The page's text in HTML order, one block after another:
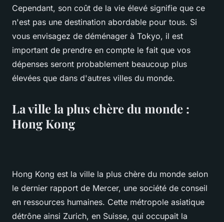
Cependant, son coût de la vie élevé signifie que ce
n'est pas une destination abordable pour tous. Si
vous envisagez de déménager à Tokyo, il est
important de prendre en compte le fait que vos
dépenses seront probablement beaucoup plus
élevées que dans d'autres villes du monde.
La ville la plus chère du monde :
Hong Kong
Hong Kong est la ville la plus chère du monde selon
le dernier rapport de Mercer, une société de conseil
en ressources humaines. Cette métropole asiatique
détrône ainsi Zurich, en Suisse, qui occupait la